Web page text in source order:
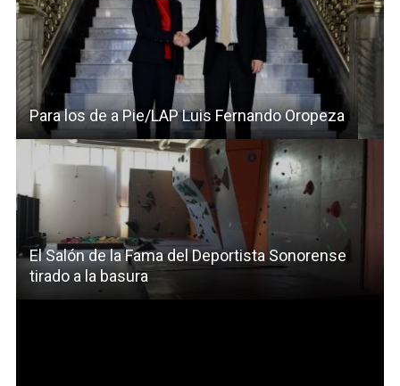
Para los de a Pie/LAP Luis Fernando Oropeza
El Salón de la Fama del Deportista Sonorense
tirado a la basura